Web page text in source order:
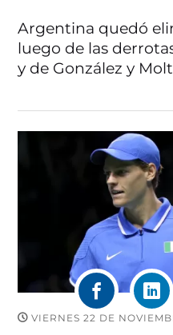
Argentina quedó
luego de las
y de González y
VIERNES 22 DE